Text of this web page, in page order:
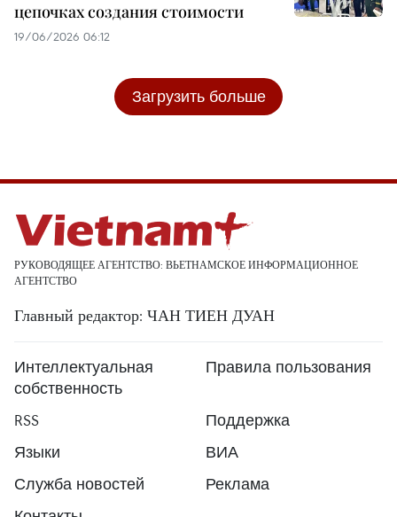
цепочках создания стоимости
19/06/2026 06:12
Загрузить больше
РУКОВОДЯЩЕЕ АГЕНТСТВО: ВЬЕТНАМСКОЕ ИНФОРМАЦИОННОЕ
АГЕНТСТВО
Главный редактор: ЧАН ТИЕН ДУАН
Интеллектуальная
собственность
Правила пользования
RSS
Поддержка
Языки
ВИА
Служба новостей
Реклама